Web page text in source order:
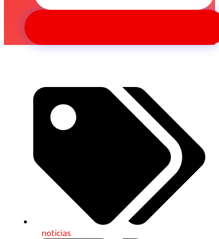
noticias